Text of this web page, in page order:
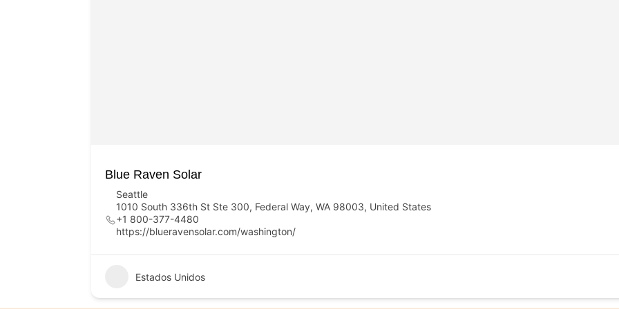
Blue Raven Solar
Seattle
1010 South 336th St Ste 300, Federal Way, WA 98003, United States
+1 800-377-4480
https://blueravensolar.com/washington/
Estados Unidos